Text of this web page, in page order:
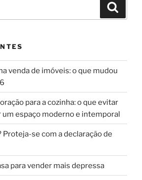
venda de imóveis: o que mudou
para a cozinha: o que evitar
um espaço moderno e intemporal
Proteja-se com a declaração de
para vender mais depressa